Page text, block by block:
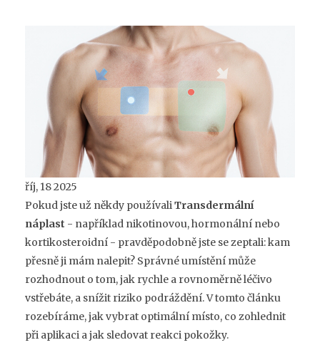
říj, 18 2025
Pokud jste už někdy používaliTransdermální
náplast - například nikotinovou, hormonální nebo
kortikosteroidní - pravděpodobně jste se zeptali: kam
přesně ji mám nalepit? Správné umístění může
rozhodnout o tom, jak rychle a rovnoměrně léčivo
vstřebáte, a snížit riziko podráždění. V tomto článku
rozebíráme, jak vybrat optimální místo, co zohlednit
při aplikaci a jak sledovat reakci pokožky.